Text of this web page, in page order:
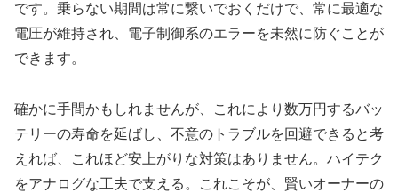
です。乗らない期間は常に繋いでおくだけで、常に最適な
電圧が維持され、電子制御系のエラーを未然に防ぐことが
できます。
確かに手間かもしれませんが、これにより数万円するバッ
テリーの寿命を延ばし、不意のトラブルを回避できると考
えれば、これほど安上がりな対策はありません。ハイテク
をアナログな工夫で支える。これこそが、賢いオーナーの